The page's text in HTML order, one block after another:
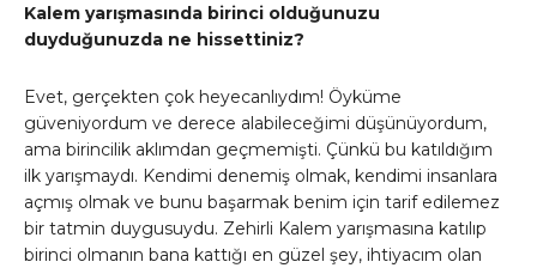
Kalem yarışmasında birinci olduğunuzu
duyduğunuzda ne hissettiniz?
Evet, gerçekten çok heyecanlıydım! Öyküme
güveniyordum ve derece alabileceğimi düşünüyordum,
ama birincilik aklımdan geçmemişti. Çünkü bu katıldığım
ilk yarışmaydı. Kendimi denemiş olmak, kendimi insanlara
açmış olmak ve bunu başarmak benim için tarif edilemez
bir tatmin duygusuydu. Zehirli Kalem yarışmasına katılıp
birinci olmanın bana kattığı en güzel şey, ihtiyacım olan